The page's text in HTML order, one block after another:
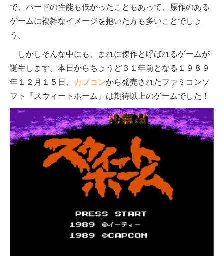
で、ハードの性能も低かったこともあって、原作のある
ゲームに複雑なイメージを抱いた方も多いことでしょ
う。
しかしそんな中にも、まれに傑作と呼ばれるゲームが
誕生します。本日からちょうど３１年前となる１９８９
年１２月１５日、
カプコンから発売されたファミコンソ
フト『スウィートホーム』は期待以上のゲームでした！